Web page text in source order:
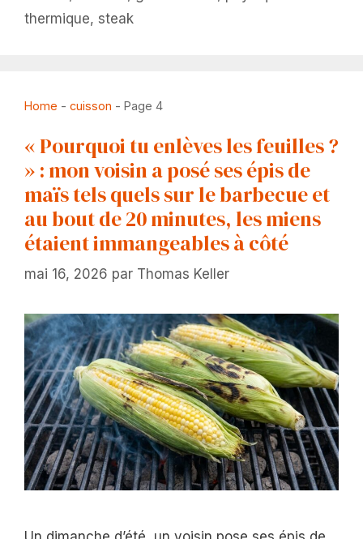
thermique, steak
Home - cuisson - Page 4
« Pourquoi tu enlèves les feuilles ?
» : mon voisin a posé ses épis de
maïs tels quels sur le barbecue et
au bout de 20 minutes, les miens
étaient immangeables à côté
mai 16, 2026 par Thomas Keller